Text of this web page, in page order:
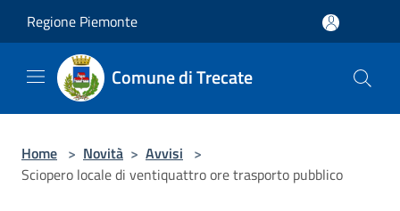
Regione Piemonte
Comune di Trecate
Home > Novità > Avvisi >
Sciopero locale di ventiquattro ore trasporto pubblico